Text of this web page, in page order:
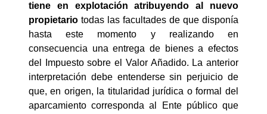
tiene en explotación atribuyendo al nuevo
propietario todas las facultades de que disponía
hasta este momento y realizando en
consecuencia una entrega de bienes a efectos
del Impuesto sobre el Valor Añadido. La anterior
interpretación debe entenderse sin perjuicio de
que, en origen, la titularidad jurídica o formal del
aparcamiento corresponda al Ente público que